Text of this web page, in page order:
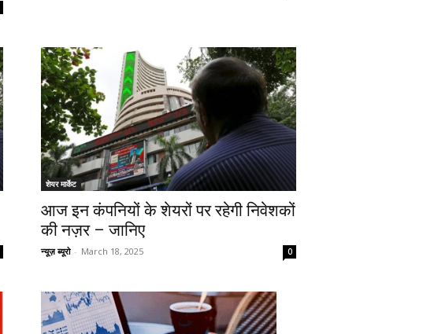
शेयर मार्केट
आज इन कंपनियों के शेयरों पर रहेगी निवेशकों
की नज़र – जानिए
न्यूज़ ब्यूरो - March 18, 2025 0